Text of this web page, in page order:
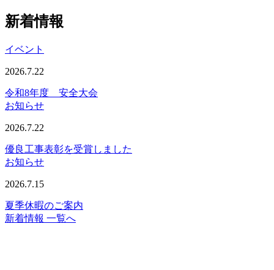
新着情報
イベント
2026.7.22
令和8年度 安全大会
お知らせ
2026.7.22
優良工事表彰を受賞しました
お知らせ
2026.7.15
夏季休暇のご案内
新着情報 一覧へ